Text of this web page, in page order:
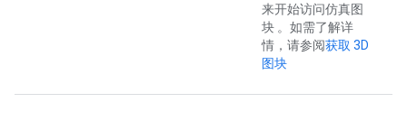
来开始访问仿真图
块 。如需了解详
情，请参阅获取 3D
图块